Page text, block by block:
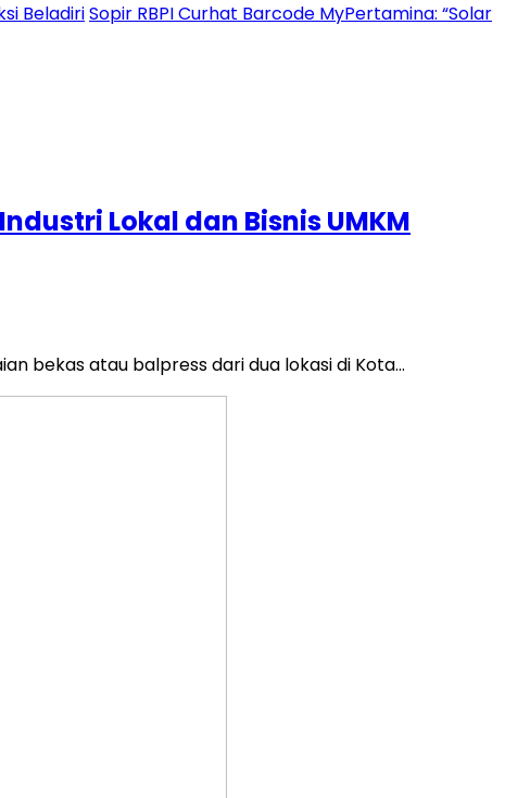
BeladiriSopir RBPI Curhat Barcode MyPertamina: “Solar
Lokal dan Bisnis UMKM
bekas atau balpress dari dua lokasi di Kota…